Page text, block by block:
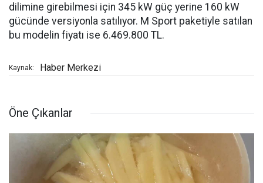
dilimine girebilmesi için 345 kW güç yerine 160 kW
gücünde versiyonla satılıyor. M Sport paketiyle satılan
bu modelin fiyatı ise 6.469.800 TL.
Kaynak: Haber Merkezi
Öne Çıkanlar